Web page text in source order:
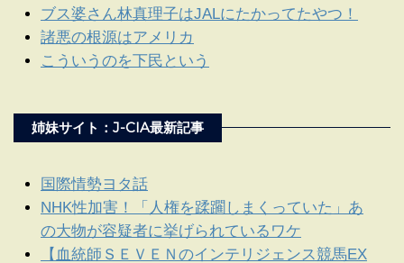
ブス婆さん林真理子はJALにたかってたやつ！
諸悪の根源はアメリカ
こういうのを下民という
姉妹サイト：J-CIA最新記事
国際情勢ヨタ話
NHK性加害！「人権を蹂躙しまくっていた」あ
の大物が容疑者に挙げられているワケ
【血統師ＳＥＶＥＮのインテリジェンス競馬EX